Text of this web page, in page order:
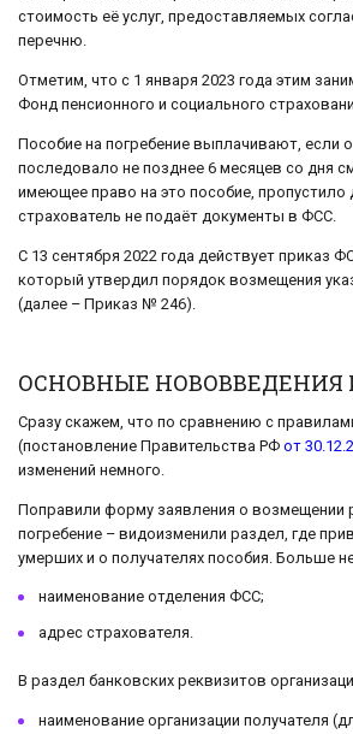
стоимость её услуг, предоставляемых
перечню.
Отметим, что с 1 января 2023 года этим
Фонд пенсионного и социального
Пособие на погребение выплачивают, если
последовало не позднее 6 месяцев со дня
имеющее право на это пособие, пропустило
страхователь не подаёт документы в ФСС.
С 13 сентября 2022 года действует приказ
который утвердил порядок возмещения
(далее – Приказ № 246).
ОСНОВНЫЕ НОВОВВЕДЕНИЯ
Сразу скажем, что по сравнению с
(постановление Правительства РФ от
изменений немного.
Поправили форму заявления о возмещении
погребение – видоизменили раздел, где
умерших и о получателях пособия. Больше
наименование отделения ФСС;
адрес страхователя.
В раздел банковских реквизитов
наименование организации получателя